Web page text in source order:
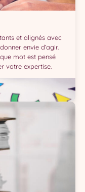
et alignés avec
envie d’agir.
mot est pensé
votre expertise.